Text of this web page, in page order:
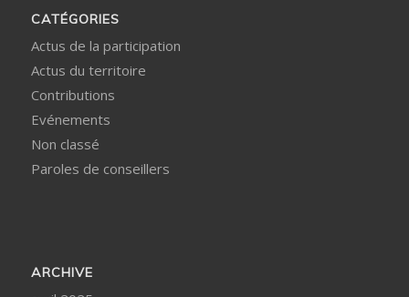
CATÉGORIES
Actus de la participation
Actus du territoire
Contributions
Evénements
Non classé
Paroles de conseillers
ARCHIVE